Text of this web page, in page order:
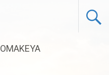
OMAKEYA